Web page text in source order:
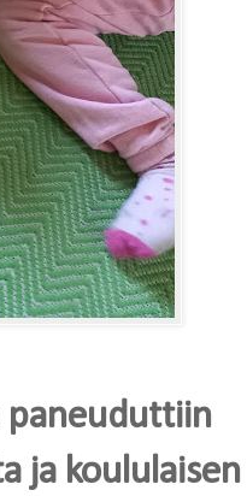
paneuduttiin
ja koululaisen